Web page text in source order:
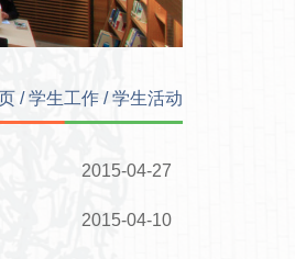
/学生工作 /学生活动
2015-04-27
2015-04-10